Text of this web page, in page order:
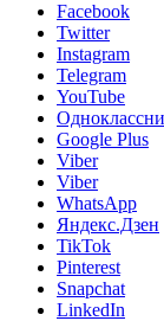
Facebook
Twitter
Instagram
Telegram
YouTube
Google Plus
Viber
Viber
WhatsApp
Яндекс.Дзен
TikTok
Pinterest
Snapchat
LinkedIn